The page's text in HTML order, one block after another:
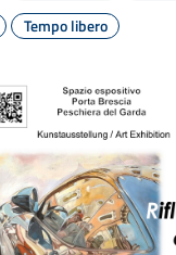
Tempo libero